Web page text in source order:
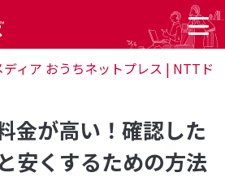
ィア おうちネットプレス | NTTド
金が高い！確認した
安くするための方法